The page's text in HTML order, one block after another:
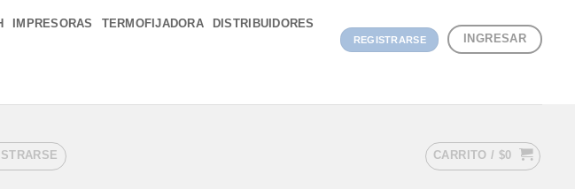
IMPRESORAS TERMOFIJADORA DISTRIBUIDORES
REGISTRARSE INGRESAR
CARRITO / $0